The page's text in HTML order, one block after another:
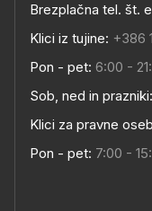
Brezplačna tel. št.
Klici iz tujine: +386
Pon - pet: 6:00 -
Sob, ned in prazniki:
Klici za pravne
Pon - pet: 7:00 -